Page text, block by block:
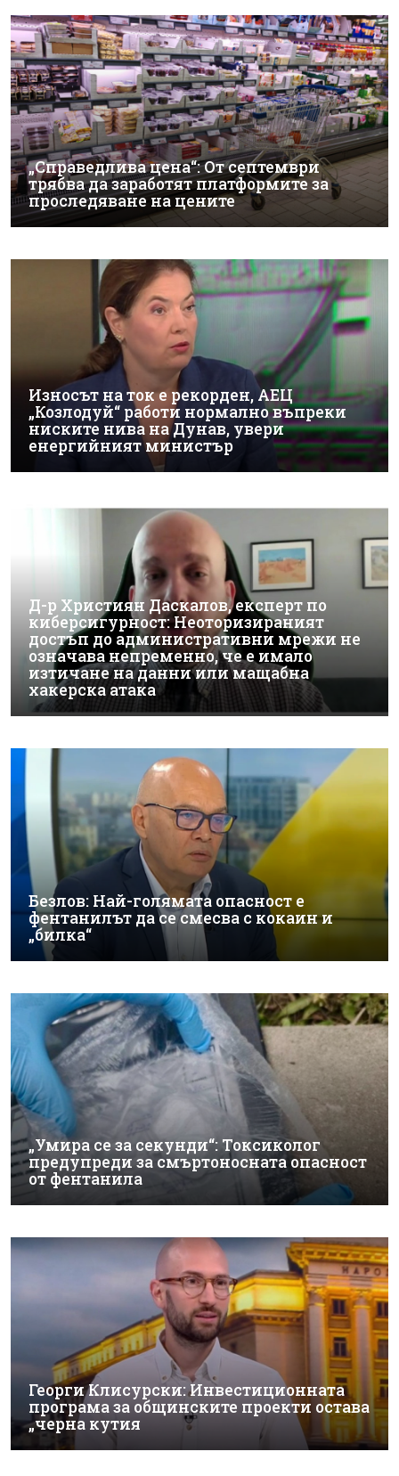
„Справедлива цена“: От септември
трябва да заработят платформите за
проследяване на цените
Износът на ток е рекорден, АЕЦ
„Козлодуй“ работи нормално въпреки
ниските нива на Дунав, увери
енергийният министър
Д-р Християн Даскалов, експерт по
киберсигурност: Неоторизираният
достъп до административни мрежи не
означава непременно, че е имало
изтичане на данни или мащабна
хакерска атака
Безлов: Най-голямата опасност е
фентанилът да се смесва с кокаин и
„билка“
„Умира се за секунди“: Токсиколог
предупреди за смъртоносната опасност
от фентанила
Георги Клисурски: Инвестиционната
програма за общинските проекти остава
„черна кутия